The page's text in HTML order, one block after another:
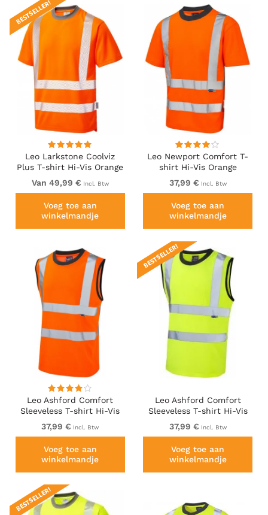
Leo Larkstone Coolviz
Plus T-shirt Hi-Vis Orange
BESTSELLER!
Van 49,99 € Incl. Btw
Voeg toe aan
winkelmandje
Leo Newport Comfort T-
shirt Hi-Vis Orange
37,99 € Incl. Btw
Voeg toe aan
winkelmandje
Leo Ashford Comfort
Sleeveless T-shirt Hi-Vis
Orange
37,99 € Incl. Btw
Voeg toe aan
winkelmandje
Leo Ashford Comfort
Sleeveless T-shirt Hi-Vis
Yellow
BESTSELLER!
37,99 € Incl. Btw
Voeg toe aan
winkelmandje
BESTSELLER!